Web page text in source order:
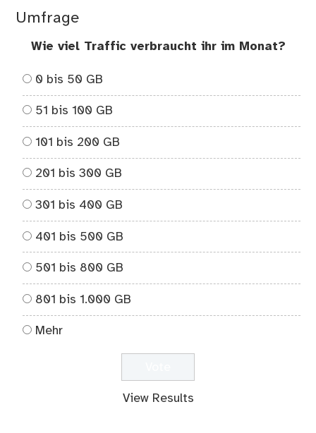
Umfrage
Wie viel Traffic verbraucht ihr im Monat?
0 bis 50 GB
51 bis 100 GB
101 bis 200 GB
201 bis 300 GB
301 bis 400 GB
401 bis 500 GB
501 bis 800 GB
801 bis 1.000 GB
Mehr
View Results